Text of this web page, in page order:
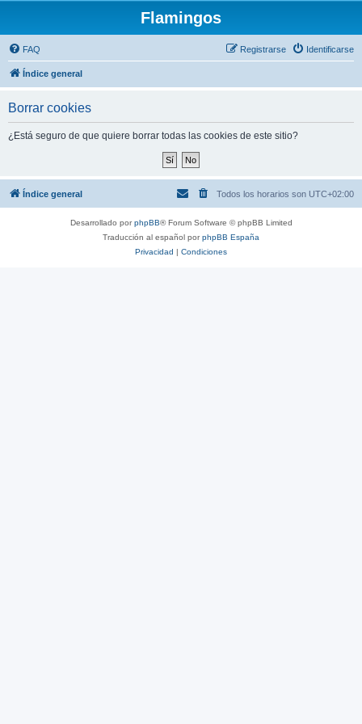
Flamingos
FAQ Identificarse
Registrarse
Índice general
Borrar cookies
¿Está seguro de que quiere borrar todas las cookies de este sitio?
Índice general Todos los horarios son UTC+02:00
Desarrollado porphpBB® Forum Software © phpBB Limited
Traducción al español porphpBB España
Privacidad | Condiciones